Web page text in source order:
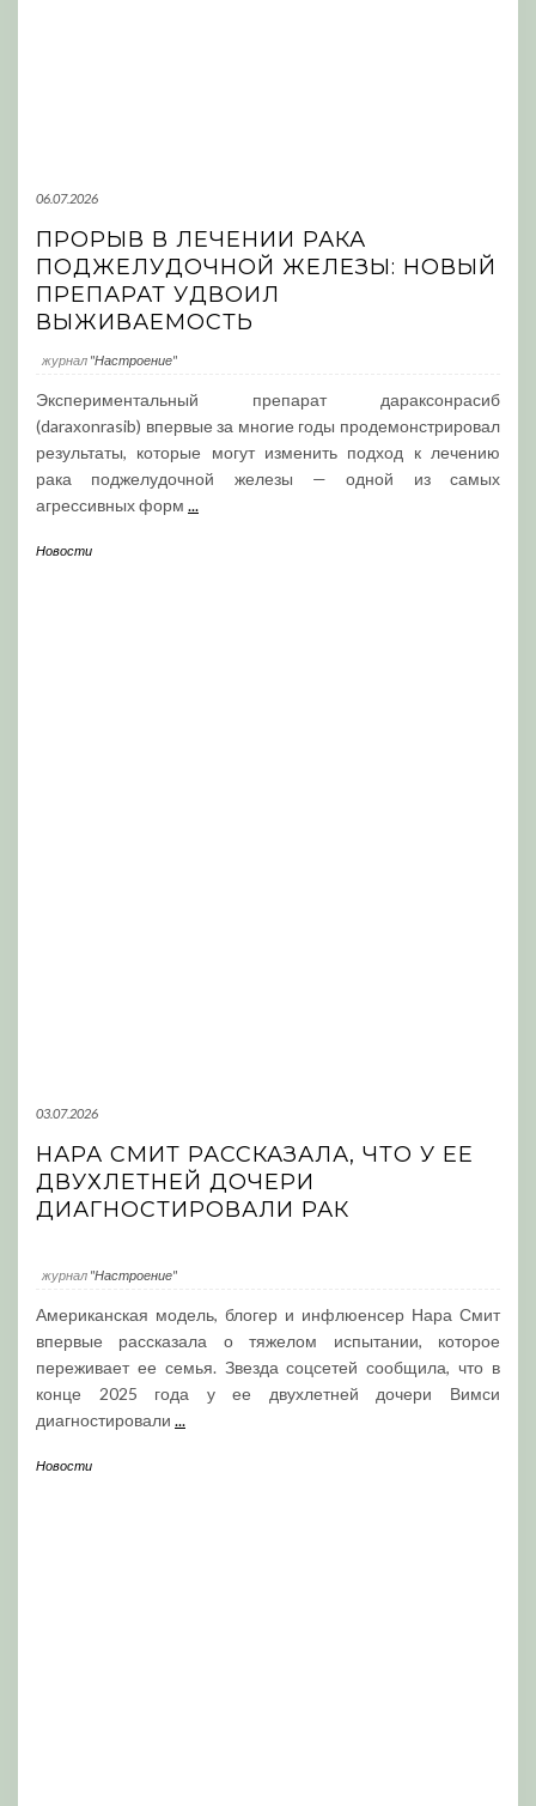
06.07.2026
ПРОРЫВ В ЛЕЧЕНИИ РАКА
ПОДЖЕЛУДОЧНОЙ ЖЕЛЕЗЫ: НОВЫЙ
ПРЕПАРАТ УДВОИЛ
ВЫЖИВАЕМОСТЬ
журнал "Настроение"
Экспериментальный препарат дараксонрасиб
(daraxonrasib) впервые за многие годы продемонстрировал
результаты, которые могут изменить подход к лечению
рака поджелудочной железы — одной из самых
агрессивных форм ...
Новости
03.07.2026
НАРА СМИТ РАССКАЗАЛА, ЧТО У ЕЕ
ДВУХЛЕТНЕЙ ДОЧЕРИ
ДИАГНОСТИРОВАЛИ РАК
журнал "Настроение"
Американская модель, блогер и инфлюенсер Нара Смит
впервые рассказала о тяжелом испытании, которое
переживает ее семья. Звезда соцсетей сообщила, что в
конце 2025 года у ее двухлетней дочери Вимси
диагностировали ...
Новости